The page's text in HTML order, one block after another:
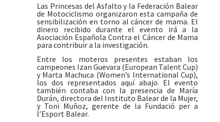
Las Princesas del Asfalto y la Federación Balear
de Motociclismo organizaron esta campaña de
sensibilización en torno al cáncer de mama. El
dinero recibido durante el evento irá a la
Asociación Española Contra el Cáncer de Mama
para contribuir a la investigación.
Entre los moteros presentes estaban los
campeones Izan Guevara (European Talent Cup)
y Marta Machuca (Women’s International Cup),
los dos representados aquí abajo. El evento
también contaba con la presencia de María
Durán, directora del Instituto Balear de la Mujer,
y Toni Muñoz, gerente de la Fundació per a
l’Esport Balear.